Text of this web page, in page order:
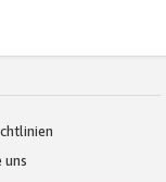
uns